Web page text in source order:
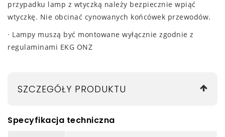
przypadku lamp z wtyczką należy bezpiecznie wpiąć
wtyczkę. Nie obcinać cynowanych końcówek przewodów.
· Lampy muszą być montowane wyłącznie zgodnie z
regulaminami EKG ONZ
SZCZEGÓŁY PRODUKTU
Specyfikacja techniczna